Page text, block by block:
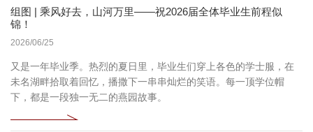
组图 | 乘风好去，山河万里——祝2026届全体毕业生前程似
锦！
2026/06/25
又是一年毕业季。热烈的夏日里，毕业生们穿上各色的学士服，在
未名湖畔拾取着回忆，播撒下一串串灿烂的笑语。每一顶学位帽
下，都是一段独一无二的燕园故事。